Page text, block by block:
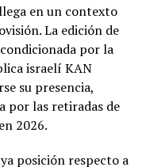
en un contexto
La edición de
por la
israelí KAN
su presencia,
por las retiradas de
2026.
posición respecto a